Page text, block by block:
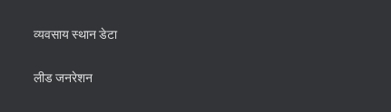
व्यवसाय स्थान डेटा
लीड जनरेशन